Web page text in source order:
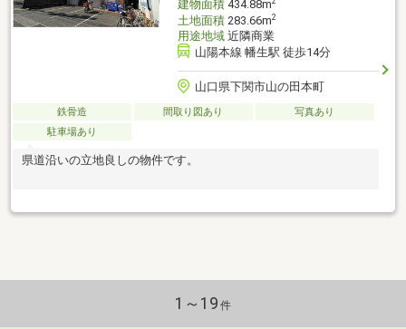
建物面積434.88m
土地面積283.66m2
用途地域近隣商業
山陽本線 幡生駅 徒歩14分
山口県下関市山の田本町
鉄骨造 間取り図あり
写真あり
駐車場あり
県道沿いの立地良しの物件です。
1～19 件